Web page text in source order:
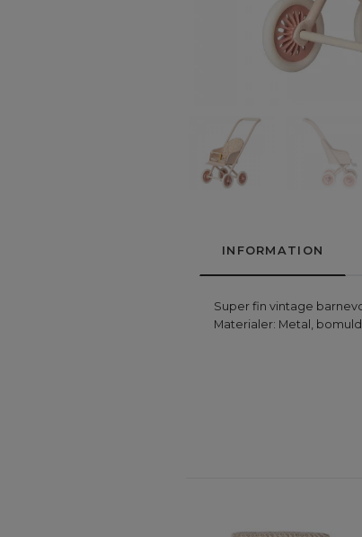
INFORMATION
Super fin vintage
Materialer: Metal,